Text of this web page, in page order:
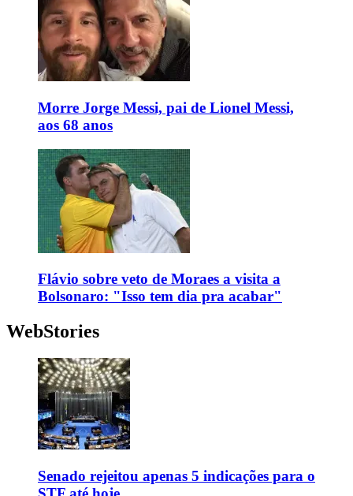
Morre Jorge Messi, pai de Lionel Messi,
aos 68 anos
Flávio sobre veto de Moraes a visita a
Bolsonaro: "Isso tem dia pra acabar"
WebStories
Senado rejeitou apenas 5 indicações para o